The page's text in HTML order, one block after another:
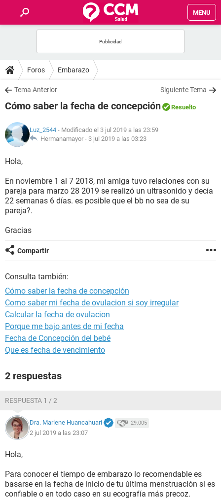
MENU
FOROS
SALUD
NUTRICIÓN
BIENESTAR
SEXUALIDAD
GLOSARIO
Foros Embarazo
Tema Anterior Siguiente Tema
Cómo saber la fecha de concepción Resuelto
Luz_2544 - Modificado el 3 jul 2019 a las 23:59
Hermanamayor - 3 jul 2019 a las 03:23
Hola,
En noviembre 1 al 7 2018, mi amiga tuvo relaciones con su
pareja para marzo 28 2019 se realizó un ultrasonido y decía
22 semanas 6 días. es posible que el bb no sea de su
pareja?.
Gracias
Compartir
Consulta también:
Cómo saber la fecha de concepción
Como saber mi fecha de ovulacion si soy irregular
Calcular la fecha de ovulacion
Porque me bajo antes de mi fecha
Fecha de Concepción del bebé
Que es fecha de vencimiento
2 respuestas
RESPUESTA 1 / 2
Dra. Marlene Huancahuari 29.005
2 jul 2019 a las 23:07
Hola,
Para conocer el tiempo de embarazo lo recomendable es
basarse en la fecha de inicio de tu última menstruación si es
confiable o en todo caso en su ecografía más precoz.